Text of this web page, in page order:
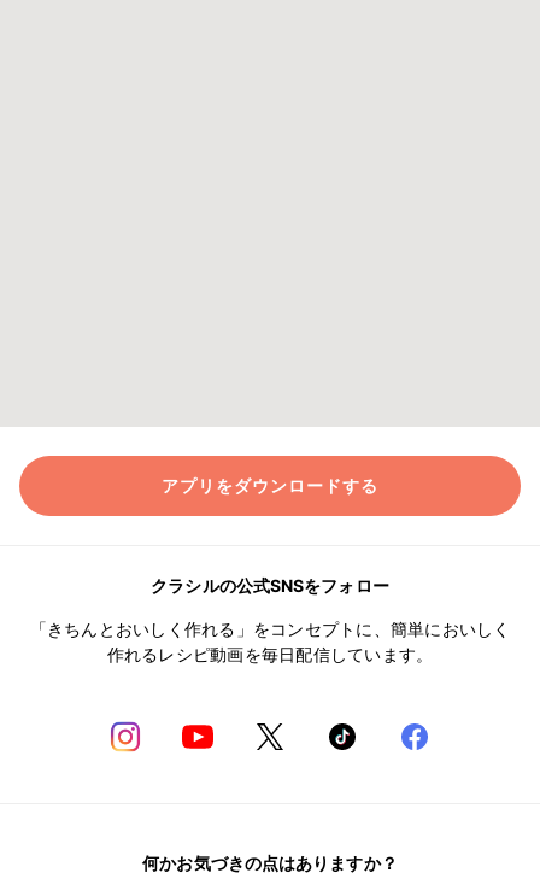
アプリをダウンロードする
クラシルの公式SNSをフォロー
「きちんとおいしく作れる」をコンセプトに、簡単においしく
作れるレシピ動画を毎日配信しています。
何かお気づきの点はありますか？